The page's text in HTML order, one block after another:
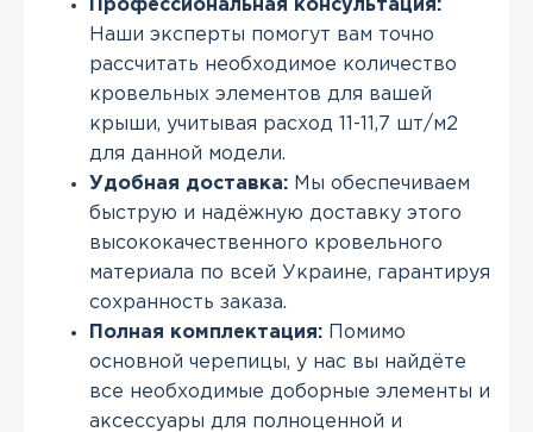
Профессиональная консультация:
Наши эксперты помогут вам точно
рассчитать необходимое количество
кровельных элементов для вашей
крыши, учитывая расход 11-11,7 шт/м2
для данной модели.
Удобная доставка: Мы обеспечиваем
быструю и надёжную доставку этого
высококачественного кровельного
материала по всей Украине, гарантируя
сохранность заказа.
Полная комплектация: Помимо
основной черепицы, у нас вы найдёте
все необходимые доборные элементы и
аксессуары для полноценной и